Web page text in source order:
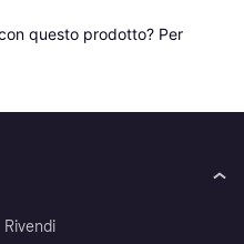
questo prodotto? Per
Rivendi